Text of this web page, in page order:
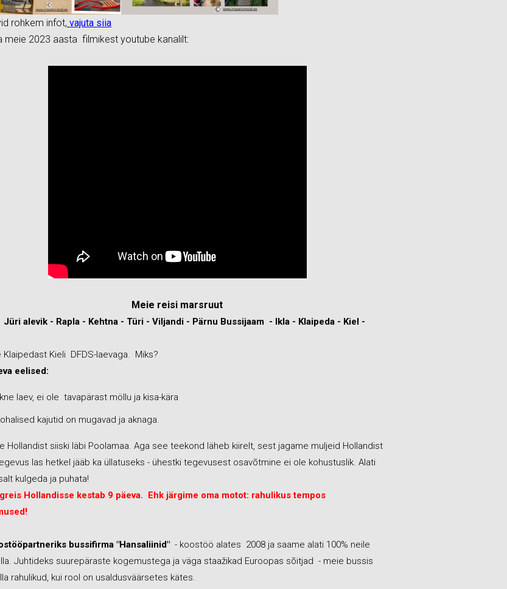
rohkem infot, vajuta siia
meie 2023 aasta filmikest youtube kanalilt:
Meie reisi marsruut
alevik - Rapla - Kehtna - Türi - Viljandi - Pärnu Bussijaam - Ikla - Klaipeda - Kiel -
Klaipedast Kieli DFDS-laevaga. Miks?
eelised:
laev, ei ole tavapärast möllu ja kisa-kära
kajutid on mugavad ja aknaga.
Hollandist siiski läbi Poolamaa. Aga see teekond läheb kiirelt, sest jagame muljeid Hollandist
las hetkel jääb ka üllatuseks - ühestki tegevusest osavõtmine ei ole kohustuslik. Alati
kulgeda ja puhata!
Hollandisse kestab 9 päeva. Ehk järgime oma motot: rahulikus tempos
bussifirma "Hansaliinid" - koostöö alates 2008 ja saame alati 100% neile
Juhtideks suurepäraste kogemustega ja väga staažikad Euroopas sõitjad - meie bussis
rahulikud, kui rool on usaldusväärsetes kätes.